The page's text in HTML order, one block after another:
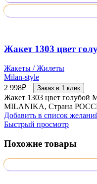
Жакет 1303 цвет
Жакеты / Жилеты
Milan-style
2 998₽ Заказ в 1 клик
Жакет 1303 цвет голубой
MILANIKA, Страна
Добавить в список
Быстрый просмотр
Похожие товары